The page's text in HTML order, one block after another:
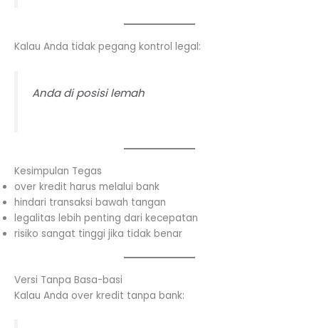
Kalau Anda tidak pegang kontrol legal:
Anda di posisi lemah
Kesimpulan Tegas
over kredit harus melalui bank
hindari transaksi bawah tangan
legalitas lebih penting dari kecepatan
risiko sangat tinggi jika tidak benar
Versi Tanpa Basa-basi
Kalau Anda over kredit tanpa bank: